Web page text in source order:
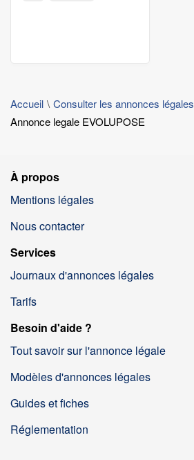
Accueil Consulter les annonces légales
Annonce legale EVOLUPOSE
À propos
Mentions légales
Nous contacter
Services
Journaux d'annonces légales
Tarifs
Besoin d'aide ?
Tout savoir sur l'annonce légale
Modèles d'annonces légales
Guides et fiches
Réglementation